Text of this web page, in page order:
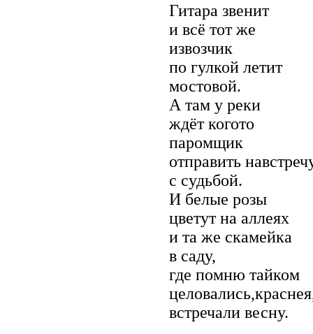
Гитара звенит
и всё тот же
извозчик
по гулкой летит
мостовой.
А там у реки
ждёт когото
паромщик
отправить
с судьбой.
И белые розы
цветут на аллеях
и та же скамейка
в саду,
где помню тайком
встречали весну.